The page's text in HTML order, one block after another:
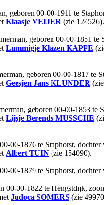
geboren 00-00-1911 te
Klaasje VEIJER (zie 124526).
geboren 00-00-1851 te
Lummigje Klazen KAPPE
geboren 00-00-1817 te
Geesjen Jans KLUNDER
geboren 00-00-1853 te
Lijsje Berends MUSSCHE
00-1876 te Staphorst, dochter
Albert TUIN (zie 154090).
00-1879 te Staphorst, dochter
00-00-1822 te Hengstdijk,
Judoca SOMERS (zie